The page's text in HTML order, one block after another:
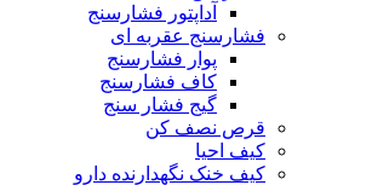
آداپتور فشارسنج
فشارسنج عقربه ای
پوار فشارسنج
کاف فشارسنج
گیج فشار سنج
قرص نصف کن
کیف احیا
کیف خنک نگهدارنده دارو